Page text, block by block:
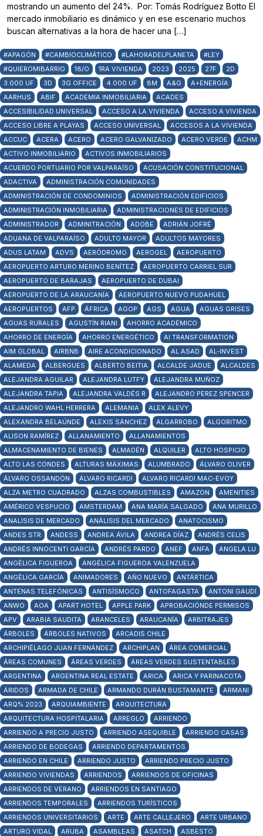
mostrando un aumento del 24%. Por: Tomás Rodríguez Botto El
mercado inmobiliario es dinámico y en ese escenario muchos
buscan alternativas a la hora de hacer una […]
#APAGÓN #CAMBIOCLIMÁTICO #LAHORADELPLANETA
#LEY
#QUIEROMIBARRIO
18/O 1RA VIVIENDA 2023 2025 27F
2D
3.000 UF
3D 3G OFFICE 4.000 UF 8M A&G
A+ENERGÍA
AARHUS
ABIF ACADEMIA INMOBILIARIA
ACADES
ACCESIBILIDAD UNIVERSAL
ACCESO A LA VIVIENDA
ACCESO A VIVIENDA
ACCESO LIBRE A PLAYAS
ACCESO UNIVERSAL
ACCESOS A LA VIVIENDA
ACCUC
ACERA ACERO ACERO GALVANIZADO ACERO VERDE
ACHM
ACTIVO INMOBILIARIO
ACTIVOS INMOBILIARIOS
ACUERDO PORTUARIO POR VALPARAÍSO
ACUSACIÓN CONSTITUCIONAL
ADACTIVA
ADMINISTRACIÓN COMUNIDADES
ADMINISTRACIÓN DE CONDOMINIOS
ADMINISTRACIÓN EDIFICIOS
ADMINISTRACIÓN INMOBILIARIA
ADMINISTRACIONES DE EDIFICIOS
ADMINISTRADOR
ADMINITRACIÓN ADOBE
ADRIÁN JOFRÉ
ADUANA DE VALPARAÍSO
ADULTO MAYOR
ADULTOS MAYORES
ADUS LATAM
ADVS AERÓDROMO AEROGEL
AEROPUERTO
AEROPUERTO ARTURO MERINO BENÍTEZ
AEROPUERTO CARRIEL SUR
AEROPUERTO DE BARAJAS
AEROPUERTO DE DUBAI
AEROPUERTO DE LA ARAUCANÍA
AEROPUERTO NUEVO PUDAHUEL
AEROPUERTOS
AFP ÁFRICA AGOP AGS AGUA
AGUAS GRISES
AGUAS RURALES
AGUSTÍN RIANI
AHORRO ACADÉMICO
AHORRO DE ENERGÍA
AHORRO ENERGÉTICO
AI TRANSFORMATION
AIM GLOBAL
AIRBNB AIRE ACONDICIONADO AL ASAD
AL-INVEST
ALAMEDA
ALBERGUES ALBERTO BEITIA ALCALDE JADUE
ALCALDES
ALEJANDRA AGUILAR
ALEJANDRA LUTFY
ALEJANDRA MUÑOZ
ALEJANDRA TAPIA
ALEJANDRA VALDÉS R
ALEJANDRO PEREZ SPENCER
ALEJANDRO WAHL HERRERA
ALEMANIA
ALEX ALEVY
ALEXANDRA BELAÚNDE
ALEXIS SÁNCHEZ ALGARROBO
ALGORITMO
ALISON RAMÍREZ
ALLANAMIENTO
ALLANAMIENTOS
ALMACENAMIENTO DE BIENES
ALMADÉN ALQUILER
ALTO HOSPICIO
ALTO LAS CONDES
ALTURAS MÁXIMAS ALUMBRADO
ÁLVARO OLIVER
ÁLVARO OSSANDÓN
ÁLVARO RICARDI
ALVARO RICARDI MAC-EVOY
ALZA METRO CUADRADO
ALZAS COMBUSTIBLES AMAZON
AMENITIES
AMÉRICO VESPUCIO
AMSTERDAM ANA MARÍA SALGADO
ANA MURILLO
ANALISIS DE MERCADO
ANÁLISIS DEL MERCADO
ANATOCISMO
ANDES STR
ANDESS ANDREA ÁVILA ANDREA DÍAZ
ANDRÉS CELIS
ANDRÉS INNOCENTI GARCÍA
ANDRÉS PARDO ANEF ANFA
ANGELA LU
ANGÉLICA FIGUEROA
ANGÉLICA FIGUEROA VALENZUELA
ANGÉLICA GARCÍA
ANIMADORES AÑO NUEVO
ANTÁRTICA
ANTENAS TELEFÓNICAS
ANTISÍSMOCO ANTOFAGASTA
ANTONI GAUDÍ
ANWO
AOA APART HOTEL APPLE PARK
APROBACIÓNDE PERMISOS
APV
ARABIA SAUDITA ARANCELES ARAUCANÍA
ARBITRAJES
ÁRBOLES
ÁRBOLES NATIVOS
ARCADIS CHILE
ARCHIPIÉLAGO JUAN FERNÁNDEZ
ARCHIPLAN
ÁREA COMERCIAL
ÁREAS COMUNES
ÁREAS VERDES
ÁREAS VERDES SUSTENTABLES
ARGENTINA
ARGENTINA REAL ESTATE ARICA
ARICA Y PARINACOTA
ÁRIDOS
ARMADA DE CHILE ARMANDO DURÁN BUSTAMANTE
ARMANI
ARQ% 2023
ARQUIAMBIENTE
ARQUITECTURA
ARQUITECTURA HOSPITALARIA
ARREGLO
ARRIENDO
ARRIENDO A PRECIO JUSTO
ARRIENDO ASEQUIBLE
ARRIENDO CASAS
ARRIENDO DE BODEGAS
ARRIENDO DEPARTAMENTOS
ARRIENDO EN CHILE
ARRIENDO JUSTO
ARRIENDO PRECIO JUSTO
ARRIENDO VIVIENDAS
ARRIENDOS
ARRIENDOS DE OFICINAS
ARRIENDOS DE VERANO
ARRIENDOS EN SANTIAGO
ARRIENDOS TEMPORALES
ARRIENDOS TURÍSTICOS
ARRIENDOS UNIVERSITARIOS
ARTE ARTE CALLEJERO
ARTE URBANO
ARTURO VIDAL
ARUBA ASAMBLEAS ASATCH ASBESTO